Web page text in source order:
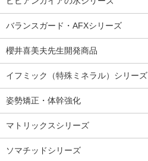
バランスガード・AFXシリーズ
櫻井喜美夫先生開発商品
イフミック（特殊ミネラル）シリーズ
姿勢矯正・体幹強化
マトリックスシリーズ
ソマチッドシリーズ